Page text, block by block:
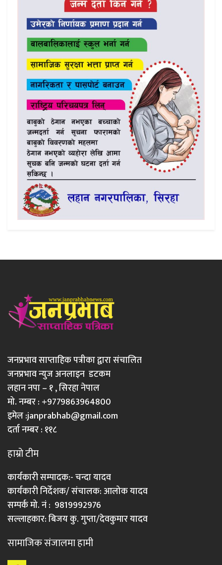
जनप्रभाव साप्ताहिक पत्रीका द्वारा संचालित
जनप्रभाव न्युज अनलाइन डटकम
लहान नपा – १ , सिरहा नेपाल
मो. नम्बर : +9779863964800
इमेल :janprabhab@gmail.com
दर्ता नम्बर : ११८
हाम्रो टीम
कार्यकारी सम्पादक:- चन्दा यादव
कार्यकारी निर्देशक/ संचालक: आलोक यादव
सम्पर्क मो. नं : 9819992976
सल्लाहकार: बिजय कु. गुप्ता/देवकुमार यादव
सामाजिक संजालमा हामी